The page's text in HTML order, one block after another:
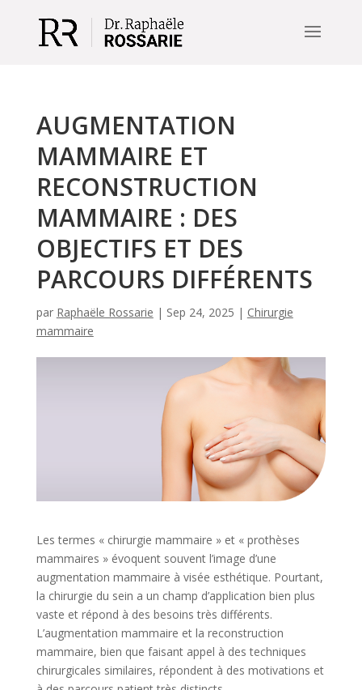
AUGMENTATION
MAMMAIRE ET
RECONSTRUCTION
MAMMAIRE : DES
OBJECTIFS ET DES
PARCOURS DIFFÉRENTS
par Raphaële Rossarie | Sep 24, 2025 | Chirurgie
mammaire
Les termes « chirurgie mammaire » et « prothèses
mammaires » évoquent souvent l’image d’une
augmentation mammaire à visée esthétique. Pourtant,
la chirurgie du sein a un champ d’application bien plus
vaste et répond à des besoins très différents.
L’augmentation mammaire et la reconstruction
mammaire, bien que faisant appel à des techniques
chirurgicales similaires, répondent à des motivations et